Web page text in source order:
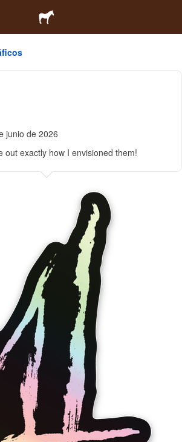
junio de 2026
out exactly how I envisioned them!